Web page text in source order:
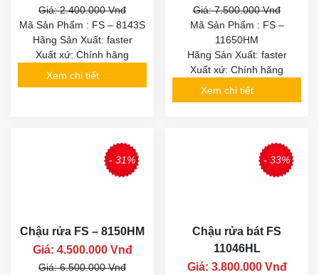
Giá: 2.400.000 Vnđ
Mã Sản Phẩm : FS – 8143S
Hãng Sản Xuất: faster
Xuất xứ: Chính hãng
Xem chi tiết
Giá: 7.500.000 Vnđ
Mã Sản Phẩm : FS –
11650HM
Hãng Sản Xuất: faster
Xuất xứ: Chính hãng
Xem chi tiết
- 31%
Chậu rửa FS – 8150HM
Giá: 4.500.000 Vnđ
Giá: 6.500.000 Vnđ
- 33%
Chậu rửa bát FS
11046HL
Giá: 3.800.000 Vnđ